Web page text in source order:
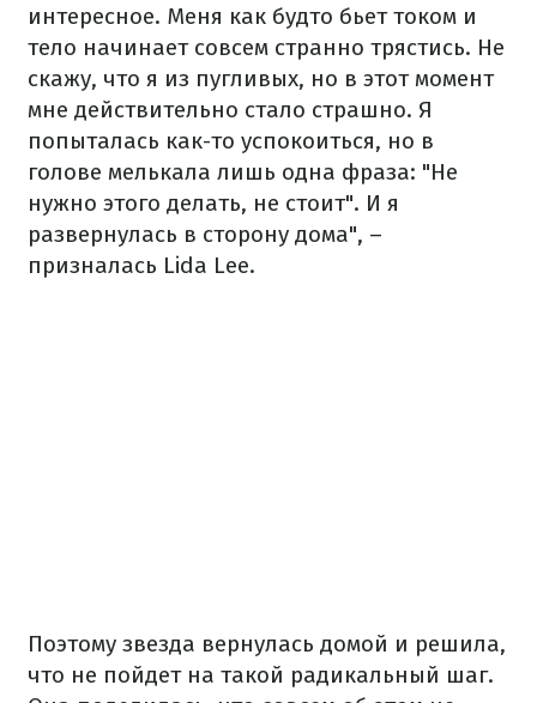
интересное. Меня как будто бьет током и
тело начинает совсем странно трястись. Не
скажу, что я из пугливых, но в этот момент
мне действительно стало страшно. Я
попыталась как-то успокоиться, но в
голове мелькала лишь одна фраза: "Не
нужно этого делать, не стоит". И я
развернулась в сторону дома", –
призналась Lida Lee.
Поэтому звезда вернулась домой и решила,
что не пойдет на такой радикальный шаг.